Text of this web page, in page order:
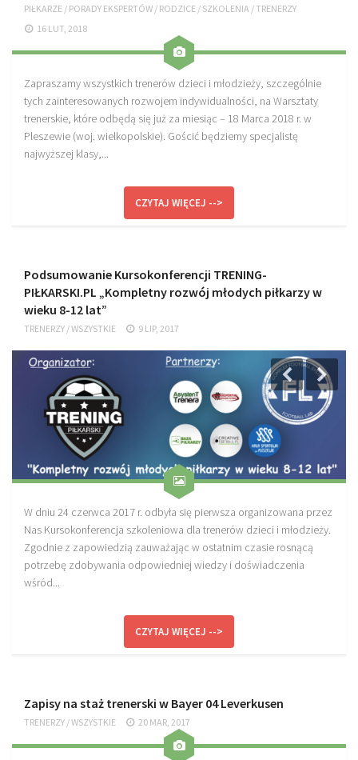
Poręcze do ćwiczeń PRO TRAINING
Drążki do ćwiczeń PRO TRAINING
Guma oporowa PRO TRAINING
PRODUKTY
Piłkarska Kuchnia
Plany treningowe
Program treningowy zapobieganie kontuzjom
Plan treningowy szybkość i dynamika
Program przygotowania fizycznego
Program treningu siłowego
Program treningu biegowego
Sklep
Edukacja
Plany treningowe
Aplikacja Pro Training
Sprzęt treningowy
PIŁKARZE / PORADY EKSPERTÓW / RODZICE / SZKOLENIA /TRENERZY
16 LUT, 2018
Zapraszamy wszystkich trenerów dzieci i młodzieży, szczególnie
tych zainteresowanych rozwojem indywidualności, na Warsztaty
trenerskie, które odbędą się już za miesiąc – 18 Marca 2018 r. w
Pleszewie (woj. wielkopolskie). Gościć będziemy specjalistę
najwyższej klasy,...
CZYTAJ WIĘCEJ -->
Podsumowanie Kursokonferencji TRENING-
PIŁKARSKI.PL „Kompletny rozwój młodych piłkarzy w
wieku 8-12 lat”
TRENERZY /WSZYSTKIE 9 LIP, 2017
W dniu 24 czerwca 2017 r. odbyła się pierwsza organizowana przez
Nas Kursokonferencja szkoleniowa dla trenerów dzieci i młodzieży.
Zgodnie z zapowiedzią zauważając w ostatnim czasie rosnącą
potrzebę zdobywania odpowiedniej wiedzy i doświadczenia
wśród...
CZYTAJ WIĘCEJ -->
Zapisy na staż trenerski w Bayer 04 Leverkusen
TRENERZY /WSZYSTKIE 20 MAR, 2017